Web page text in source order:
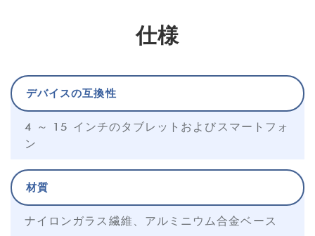
仕様
デバイスの互換性
4 ～ 15 インチのタブレットおよびスマートフォ
ン
材質
ナイロンガラス繊維、アルミニウム合金ベース